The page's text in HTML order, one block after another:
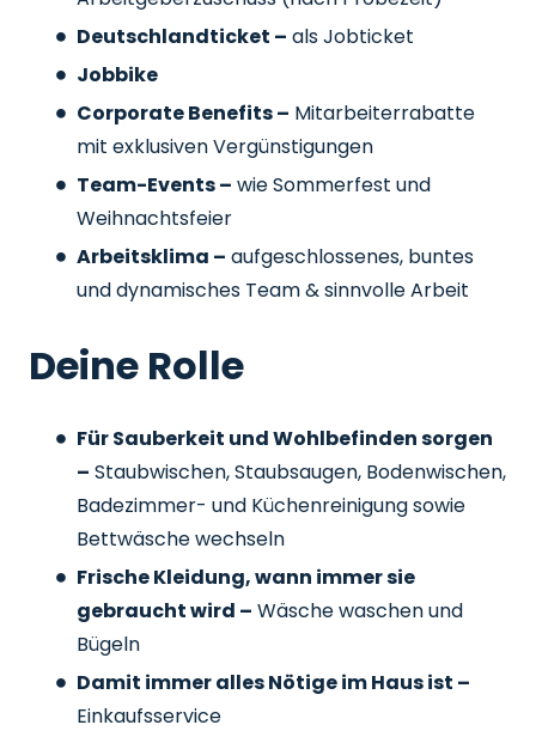
Deutschlandticket – als Jobticket
Jobbike
Corporate Benefits – Mitarbeiterrabatte
mit exklusiven Vergünstigungen
Team-Events – wie Sommerfest und
Weihnachtsfeier
Arbeitsklima – aufgeschlossenes, buntes
und dynamisches Team & sinnvolle Arbeit
Deine Rolle
Für Sauberkeit und Wohlbefinden sorgen
– Staubwischen, Staubsaugen, Bodenwischen,
Badezimmer- und Küchenreinigung sowie
Bettwäsche wechseln
Frische Kleidung, wann immer sie
gebraucht wird – Wäsche waschen und
Bügeln
Damit immer alles Nötige im Haus ist –
Einkaufsservice